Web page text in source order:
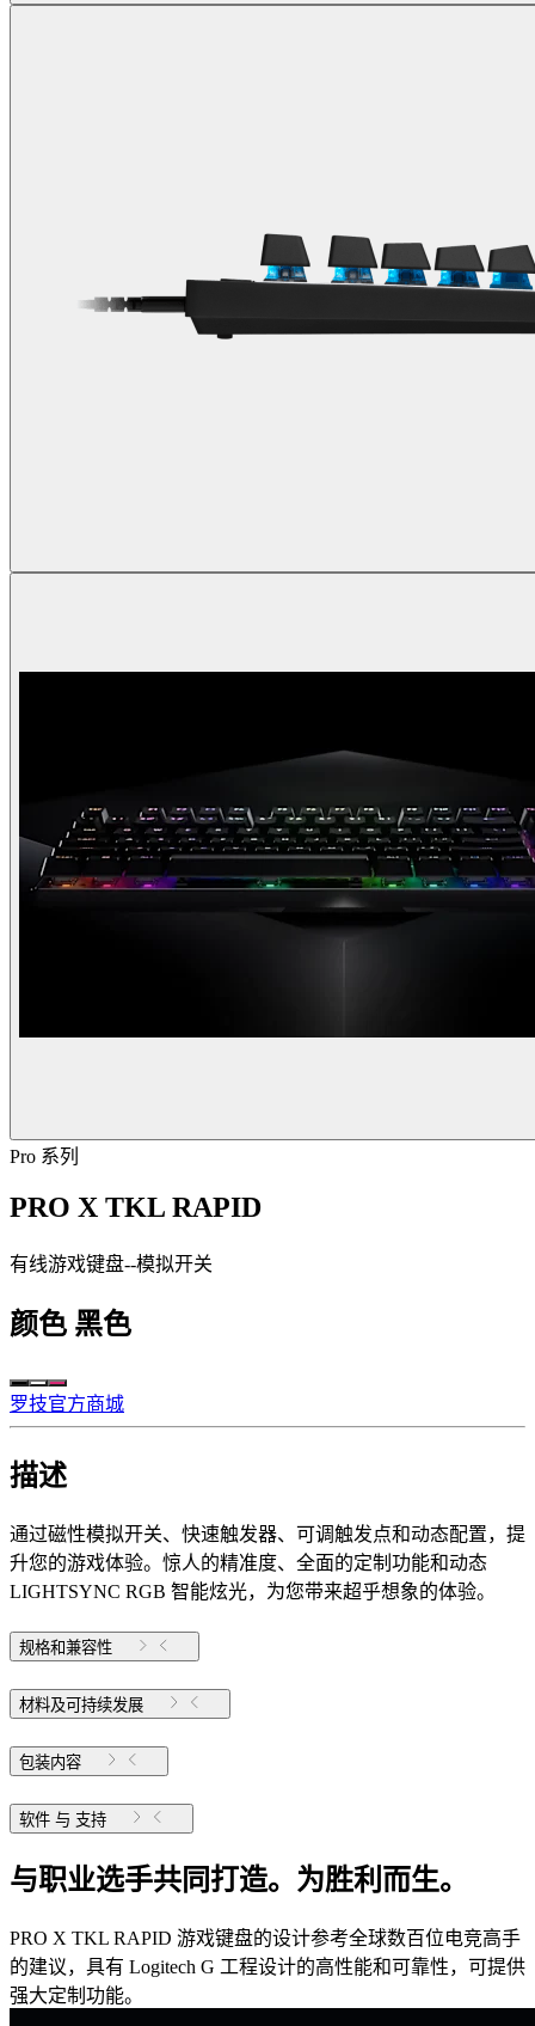
Pro 系列
PRO X TKL RAPID
有线游戏键盘--模拟开关
颜色 黑色
罗技官方商城
描述
通过磁性模拟开关、快速触发器、可调触发点和动态配置，提
升您的游戏体验。惊人的精准度、全面的定制功能和动态
LIGHTSYNC RGB 智能炫光，为您带来超乎想象的体验。
规格和兼容性
材料及可持续发展
包装内容
软件 与 支持
与职业选手共同打造。为胜利而生。
PRO X TKL RAPID 游戏键盘的设计参考全球数百位电竞高手
的建议，具有 Logitech G 工程设计的高性能和可靠性，可提供
强大定制功能。